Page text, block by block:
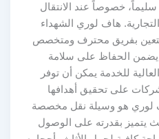
خصوصاً عند الانتقال
هاف لوري الشهداء
بفريق محترف ومتخصص
يضمن الحفاظ على سلامة
للخدمة يمكن أن توفر
على تحقيق أهدافها
لوري هو وسيلة نقل مخصصة
يتميز بقدرته على الوصول